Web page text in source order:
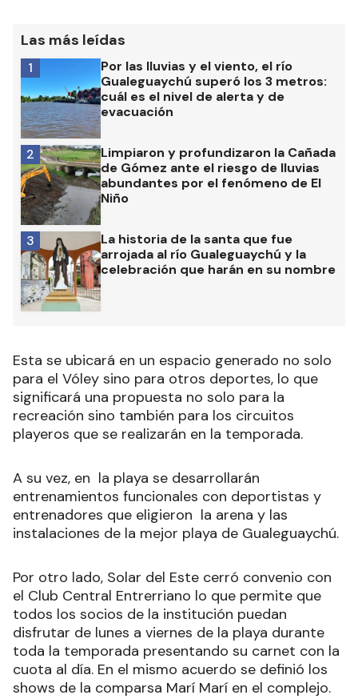
Las más leídas
Por las lluvias y el viento, el río
Gualeguaychú superó los 3 metros:
cuál es el nivel de alerta y de
evacuación
1
Limpiaron y profundizaron la Cañada
de Gómez ante el riesgo de lluvias
abundantes por el fenómeno de El
Niño
2
La historia de la santa que fue
arrojada al río Gualeguaychú y la
celebración que harán en su nombre
3
Esta se ubicará en un espacio generado no solo
para el Vóley sino para otros deportes, lo que
significará una propuesta no solo para la
recreación sino también para los circuitos
playeros que se realizarán en la temporada.
A su vez, en la playa se desarrollarán
entrenamientos funcionales con deportistas y
entrenadores que eligieron la arena y las
instalaciones de la mejor playa de Gualeguaychú.
Por otro lado, Solar del Este cerró convenio con
el Club Central Entrerriano lo que permite que
todos los socios de la institución puedan
disfrutar de lunes a viernes de la playa durante
toda la temporada presentando su carnet con la
cuota al día. En el mismo acuerdo se definió los
shows de la comparsa Marí Marí en el complejo.